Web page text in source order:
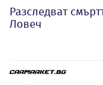
Разследват
Ловеч